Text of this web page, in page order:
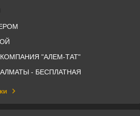
"АЛЕМ-ТАТ"
- БЕСПЛАТНАЯ